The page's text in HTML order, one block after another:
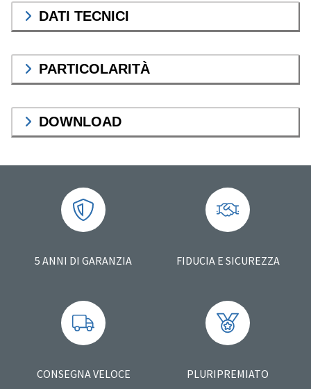
DATI TECNICI
PARTICOLARITÀ
DOWNLOAD
5 ANNI DI GARANZIA FIDUCIA E SICUREZZA
CONSEGNA VELOCE PLURIPREMIATO